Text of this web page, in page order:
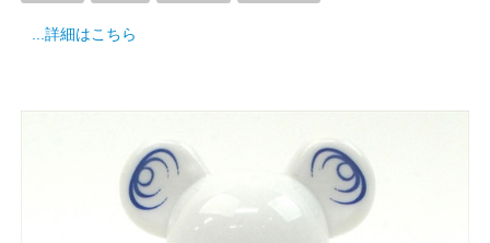
...詳細はこちら